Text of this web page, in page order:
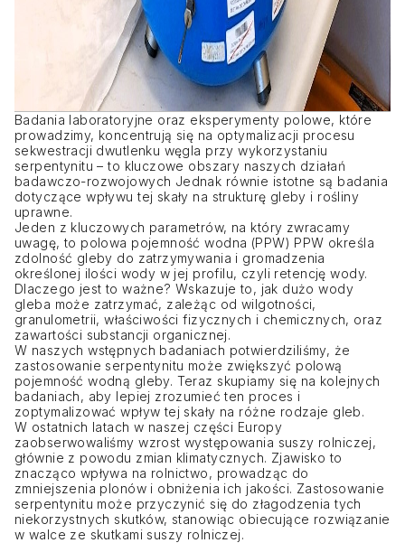
Badania laboratoryjne oraz eksperymenty polowe, które
prowadzimy, koncentrują się na optymalizacji procesu
sekwestracji dwutlenku węgla przy wykorzystaniu
serpentynitu – to kluczowe obszary naszych działań
badawczo-rozwojowych Jednak równie istotne są badania
dotyczące wpływu tej skały na strukturę gleby i rośliny
uprawne.
Jeden z kluczowych parametrów, na który zwracamy
uwagę, to polowa pojemność wodna (PPW) PPW określa
zdolność gleby do zatrzymywania i gromadzenia
określonej ilości wody w jej profilu, czyli retencję wody.
Dlaczego jest to ważne? Wskazuje to, jak dużo wody
gleba może zatrzymać, zależąc od wilgotności,
granulometrii, właściwości fizycznych i chemicznych, oraz
zawartości substancji organicznej.
W naszych wstępnych badaniach potwierdziliśmy, że
zastosowanie serpentynitu może zwiększyć polową
pojemność wodną gleby. Teraz skupiamy się na kolejnych
badaniach, aby lepiej zrozumieć ten proces i
zoptymalizować wpływ tej skały na różne rodzaje gleb.
W ostatnich latach w naszej części Europy
zaobserwowaliśmy wzrost występowania suszy rolniczej,
głównie z powodu zmian klimatycznych. Zjawisko to
znacząco wpływa na rolnictwo, prowadząc do
zmniejszenia plonów i obniżenia ich jakości. Zastosowanie
serpentynitu może przyczynić się do złagodzenia tych
niekorzystnych skutków, stanowiąc obiecujące rozwiązanie
w walce ze skutkami suszy rolniczej.